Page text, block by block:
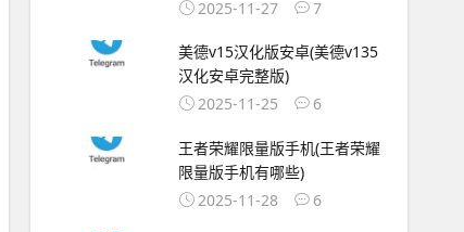
2025-11-27
7
美德v15汉化版安卓(美德v135
汉化安卓完整版)
2025-11-25
6
王者荣耀限量版手机(王者荣耀
限量版手机有哪些)
2025-11-28
6